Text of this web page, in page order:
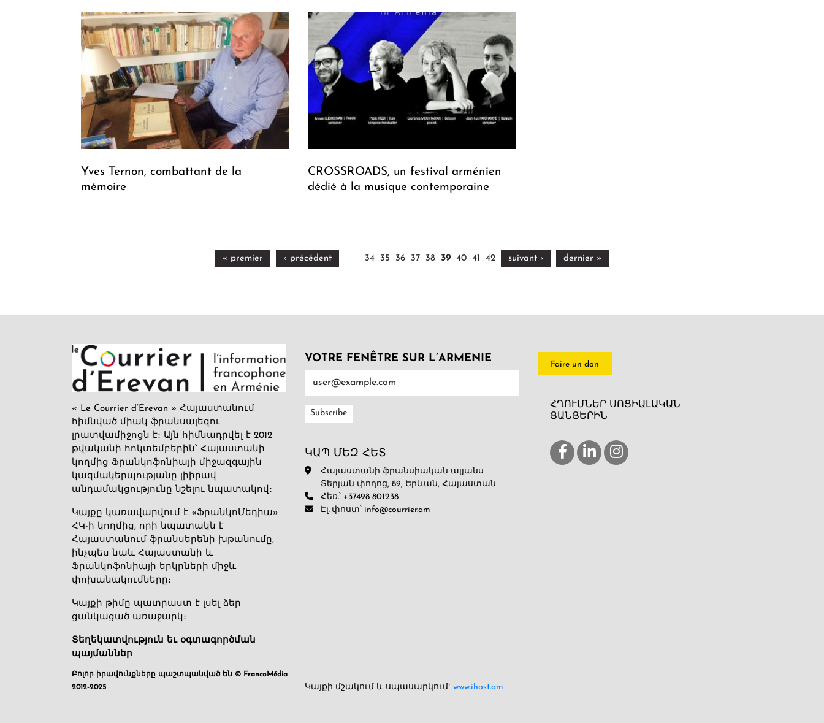
Yves Ternon, combattant de la
mémoire
CROSSROADS, un festival arménien
dédié à la musique contemporaine
« premier ‹ précédent 34 35 36 37 38 39 40 41 42 suivant › dernier »
« Le Courrier d’Erevan » Հայաստանում
հիմնված միակ ֆրանսալեզու
լրատվամիջոցն է։ Այն հիմնադրվել է 2012
թվականի հոկտեմբերին՝ Հայաստանի
կողմից Ֆրանկոֆոնիայի միջազգային
կազմակերպությանը լիիրավ
անդամակցությունը նշելու նպատակով։
Կայքը կառավարվում է «ՖրանկոՄեդիա»
ՀԿ-ի կողմից, որի նպատակն է
Հայաստանում ֆրանսերենի խթանումը,
ինչպես նաև Հայաստանի և
Ֆրանկոֆոնիայի երկրների միջև
փոխանակումները։
Կայքի թիմը պատրաստ է լսել ձեր
ցանկացած առաջարկ։
Տեղեկատվություն եւ օգտագործման
պայմաններ
Բոլոր իրավունքները պաշտպանված են © FrancoMédia
2012-2025
VOTRE FENÊTRE SUR L’ARMENIE
ԿԱՊ ՄԵԶ ՀԵՏ
Հայաստանի ֆրանսիական ալյանս
Տերյան փողոց, 89, Երևան, Հայաստան
Հեռ.՝ +37498 801238
Էլ․փոստ՝ info@courrier.am
Կայքի մշակում և սպասարկում` www.ihost.am
Faire un don
ՀՂՈՒՄՆԵՐ ՍՈՑԻԱԼԱԿԱՆ
ՑԱՆՑԵՐԻՆ